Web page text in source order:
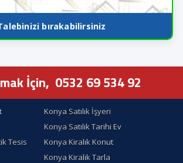
bırakabilirsiniz
İçin, 0532 69 534 92
Konya Satılık İşyeri
Konya Satılık Tarihi Ev
Tesis
Konya Kiralık Konut
Konya Kiralık Tarla